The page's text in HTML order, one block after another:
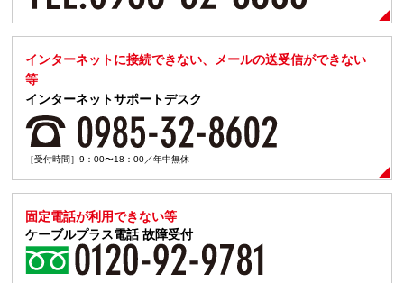
インターネットに接続できない、メールの送受信ができない
等
インターネットサポートデスク
［受付時間］9：00〜18：00／年中無休
固定電話が利用できない等
ケーブルプラス電話故障受付